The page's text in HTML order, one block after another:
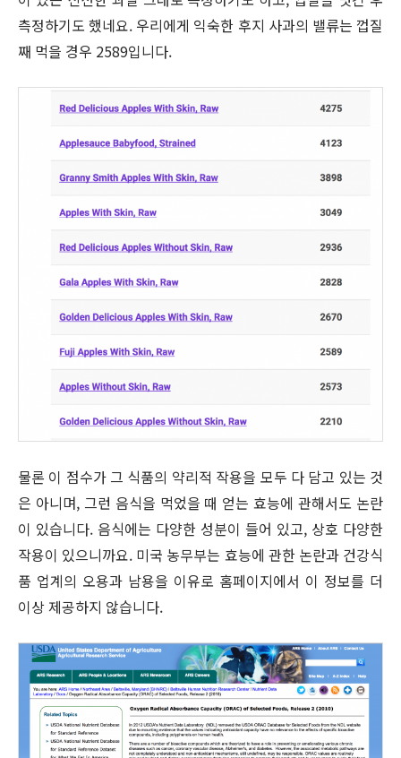
측정하기도 했네요. 우리에게 익숙한 후지 사과의 밸류는 껍질
째 먹을 경우 2589입니다.
물론 이 점수가 그 식품의 약리적 작용을 모두 다 담고 있는 것
은 아니며, 그런 음식을 먹었을 때 얻는 효능에 관해서도 논란
이 있습니다. 음식에는 다양한 성분이 들어 있고, 상호 다양한
작용이 있으니까요. 미국 농무부는 효능에 관한 논란과 건강식
품 업계의 오용과 남용을 이유로 홈페이지에서 이 정보를 더
이상 제공하지 않습니다.